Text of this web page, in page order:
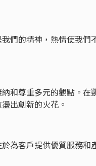
們的精神，熱情使我們
和尊重多元的觀點。在
出創新的火花。
為客戶提供優質服務和